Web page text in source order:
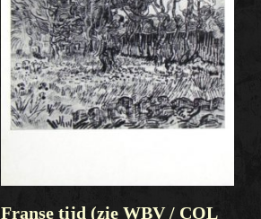
Franse tijd (zie WBV / COL